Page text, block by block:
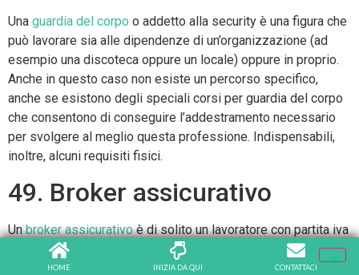
Una guardia del corpo o addetto alla security è una figura che
può lavorare sia alle dipendenze di un’organizzazione (ad
esempio una discoteca oppure un locale) oppure in proprio.
Anche in questo caso non esiste un percorso specifico,
anche se esistono degli speciali corsi per guardia del corpo
che consentono di conseguire l’addestramento necessario
per svolgere al meglio questa professione. Indispensabili,
inoltre, alcuni requisiti fisici.
49. Broker assicurativo
Unbroker assicurativoè di solito un lavoratore con partita iva
che si occupa di gestire in completa autonomia il proprio
pacchetto clienti, proponendo soluzioni assicurative ramo
HOME INIZIA DA QUI CONTATTACI